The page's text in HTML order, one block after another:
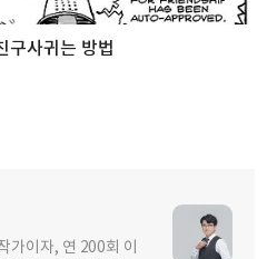
구사귀는 방법
가이자, 연 200회 이